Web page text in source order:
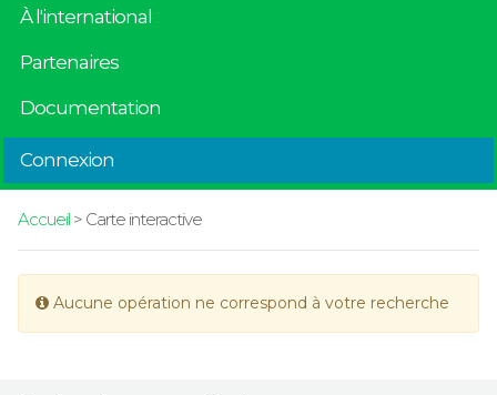
À l'international
Partenaires
Documentation
Connexion
Accueil> Carte interactive
Aucune opération ne correspond à votre recherche